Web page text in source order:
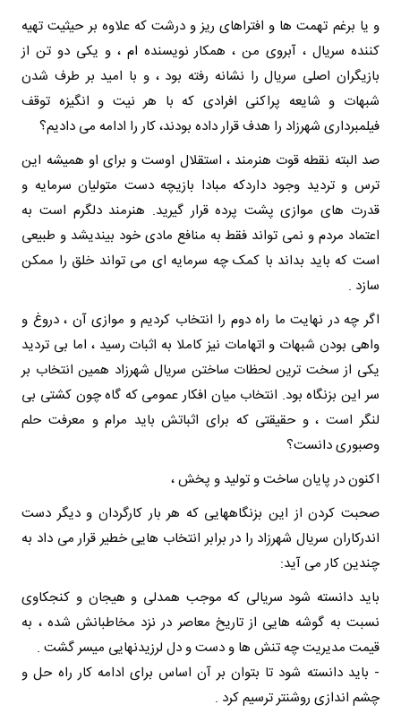
و یا برغم تهمت ها و افتراهای ریز و درشت که علاوه بر حیثیت تهیه
کننده سریال ، آبروی من ، همکار نویسنده ام ، و یکی دو تن از
بازیگران اصلی سریال را نشانه رفته بود ، و با امید بر طرف شدن
شبهات و شایعه پراکنی افرادی که با هر نیت و انگیزه توقف
فیلمبرداری شهرزاد را هدف قرار داده بودند، کار را ادامه می دادیم؟
صد البته نقطه قوت هنرمند ، استقلال اوست و برای او همیشه این
ترس و تردید وجود داردکه مبادا بازیچه دست متولیان سرمایه و
قدرت های موازی پشت پرده قرار گیرید. هنرمند دلگرم است به
اعتماد مردم و نمی تواند فقط به منافع مادی خود بیندیشد و طبیعی
است که باید بداند با کمک چه سرمایه ای می تواند خلق را ممکن
سازد .
اگر چه در نهایت ما راه دوم را انتخاب کردیم و موازی آن ، دروغ و
واهی بودن شبهات و اتهامات نیز کاملا به اثبات رسید ، اما بی تردید
یکی از سخت ترین لحظات ساختن سریال شهرزاد همین انتخاب بر
سر این بزنگاه بود. انتخاب میان افکار عمومی که گاه چون کشتی بی
لنگر است ، و حقیقتی که برای اثباتش باید مرام و معرفت حلم
وصبوری دانست؟
اکنون در پایان ساخت و تولید و پخش ،
صحبت کردن از این بزنگاههایی که هر بار کارگردان و دیگر دست
اندرکاران سریال شهرزاد را در برابر انتخاب هایی خطیر قرار می داد به
چندین کار می آید:
باید دانسته شود سریالی که موجب همدلی و هیجان و کنجکاوی
نسبت به گوشه هایی از تاریخ معاصر در نزد مخاطبانش شده ، به
قیمت مدیریت چه تنش ها و دست و دل لرزیدنهایی میسر گشت .
- باید دانسته شود تا بتوان بر آن اساس برای ادامه کار راه حل و
چشم اندازی روشنتر ترسیم کرد .